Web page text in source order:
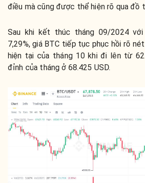
điều mà cũng được thể hiện rõ qua đồ
Sau khi kết thúc tháng 09/2024
7,29%, giá BTC tiếp tục phục hồi rõ
hiện tại của tháng 10 khi đi lên từ
đỉnh của tháng ở 68.425 USD.